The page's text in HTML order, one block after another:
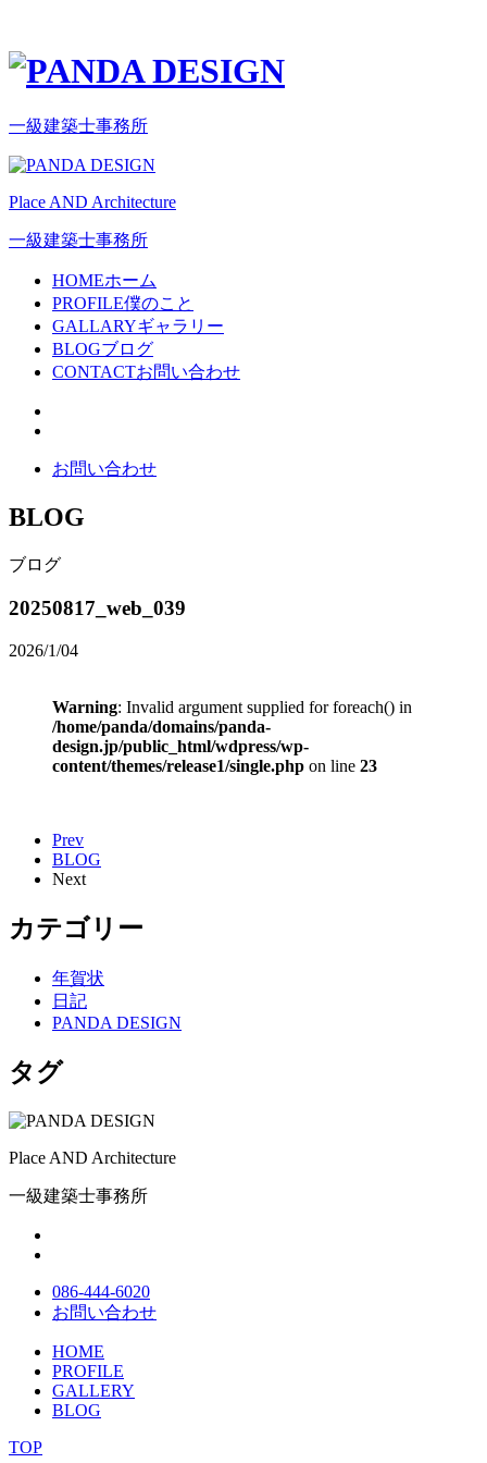
一級建築士事務所
Place AND Architecture
一級建築士事務所
HOMEホーム
PROFILE僕のこと
GALLARYギャラリー
BLOGブログ
CONTACTお問い合わせ
お問い合わせ
BLOG
ブログ
20250817_web_039
2026/1/04
Warning: Invalid argument supplied for foreach() in
/home/panda/domains/panda-
design.jp/public_html/wdpress/wp-
content/themes/release1/single.php on line 23
Prev
BLOG
Next
カテゴリー
年賀状
日記
PANDA DESIGN
タグ
Place AND Architecture
一級建築士事務所
086-444-6020
お問い合わせ
HOME
PROFILE
GALLERY
BLOG
TOP